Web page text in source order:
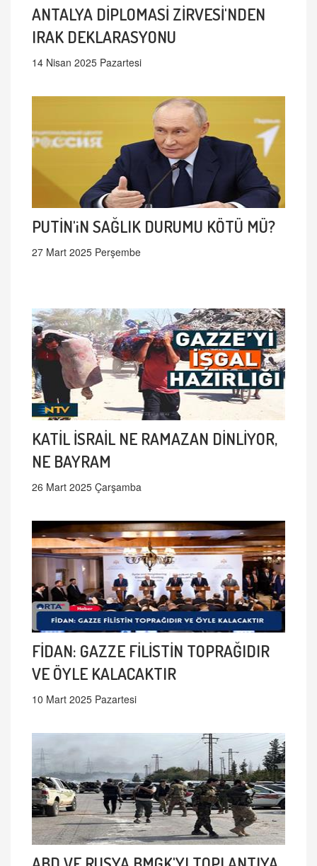
ANTALYA DİPLOMASİ ZİRVESİ'NDEN
IRAK DEKLARASYONU
14 Nisan 2025 Pazartesi
PUTİN'iN SAĞLIK DURUMU KÖTÜ MÜ?
27 Mart 2025 Perşembe
KATİL İSRAİL NE RAMAZAN DİNLİYOR,
NE BAYRAM
26 Mart 2025 Çarşamba
FİDAN: GAZZE FİLİSTİN TOPRAĞIDIR
VE ÖYLE KALACAKTIR
10 Mart 2025 Pazartesi